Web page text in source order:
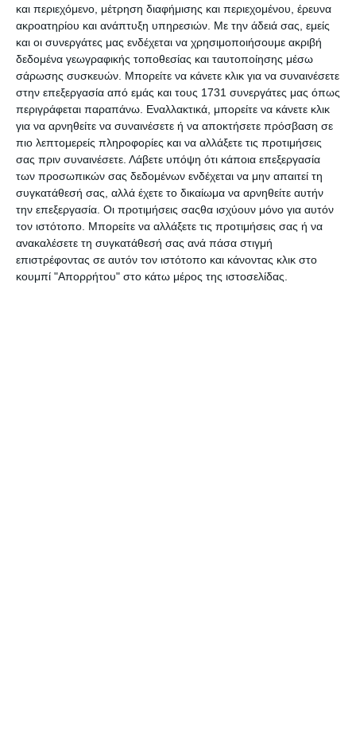
και περιεχόμενο, μέτρηση διαφήμισης και περιεχομένου, έρευνα
ακροατηρίου και ανάπτυξη υπηρεσιών. Με την άδειά σας, εμείς
και οι συνεργάτες μας ενδέχεται να χρησιμοποιήσουμε ακριβή
δεδομένα γεωγραφικής τοποθεσίας και ταυτοποίησης μέσω
σάρωσης συσκευών. Μπορείτε να κάνετε κλικ για να συναινέσετε
στην επεξεργασία από εμάς και τους 1731 συνεργάτες μας όπως
περιγράφεται παραπάνω. Εναλλακτικά, μπορείτε να κάνετε κλικ
για να αρνηθείτε να συναινέσετε ή να αποκτήσετε πρόσβαση σε
πιο λεπτομερείς πληροφορίες και να αλλάξετε τις προτιμήσεις
σας πριν συναινέσετε. Λάβετε υπόψη ότι κάποια επεξεργασία
των προσωπικών σας δεδομένων ενδέχεται να μην απαιτεί τη
συγκατάθεσή σας, αλλά έχετε το δικαίωμα να αρνηθείτε αυτήν
την επεξεργασία. Οι προτιμήσεις σαςθα ισχύουν μόνο για αυτόν
τον ιστότοπο. Μπορείτε να αλλάξετε τις προτιμήσεις σας ή να
ανακαλέσετε τη συγκατάθεσή σας ανά πάσα στιγμή
επιστρέφοντας σε αυτόν τον ιστότοπο και κάνοντας κλικ στο
κουμπί "Απορρήτου" στο κάτω μέρος της ιστοσελίδας.
Σελίδες 24
Ημερομηνία
έκδοσης
01.2025
Προτεινόμενη
Ηλικία
Από 3 ετών
Χαρακτηριστικό
Βιβλίων
Μαλακό Εξώφυλλο
Διαστάσεις σε
cm.
23 x 30
Εκδότης Τζιαμπιρης Πυραμιδα
Συγγραφείς